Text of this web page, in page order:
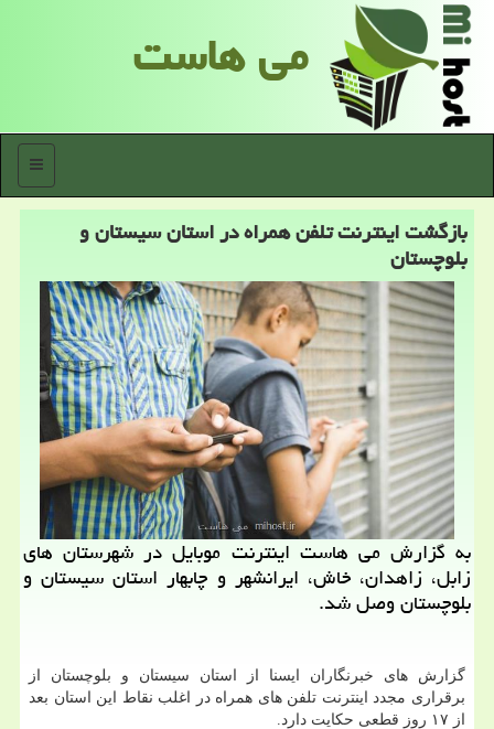
می هاست
منو
بازگشت اینترنت تلفن همراه در استان سیستان و
بلوچستان
به گزارش می هاست اینترنت موبایل در شهرستان های
زابل، زاهدان، خاش، ایرانشهر و چابهار استان سیستان و
بلوچستان وصل شد.
گزارش های خبرنگاران ایسنا از استان سیستان و بلوچستان از
برقراری مجدد اینترنت تلفن های همراه در اغلب نقاط این استان بعد
از ۱۷ روز قطعی حكایت دارد.